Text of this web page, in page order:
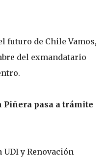
futuro de Chile Vamos,
del exmandatario
Piñera pasa a trámite
UDI y Renovación